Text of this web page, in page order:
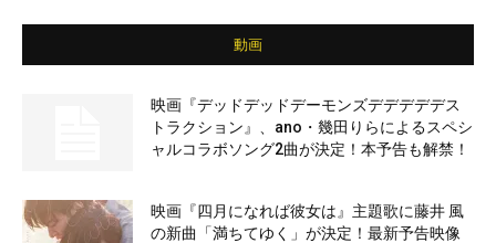
動画
映画『デッドデッドデーモンズデデデデデス
トラクション』、ano・幾田りらによるスペシ
ャルコラボソング2曲が決定！本予告も解禁！
映画『四月になれば彼女は』主題歌に藤井 風
の新曲「満ちてゆく」が決定！最新予告映像